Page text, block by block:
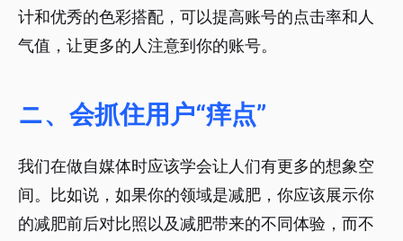
计和优秀的色彩搭配，可以提高账号的点击率和人
气值，让更多的人注意到你的账号。
ニ、会抓住用户“痒点”
我们在做自媒体时应该学会让人们有更多的想象空
间。比如说，如果你的领域是减肥，你应该展示你
的减肥前后对比照以及减肥带来的不同体验，而不